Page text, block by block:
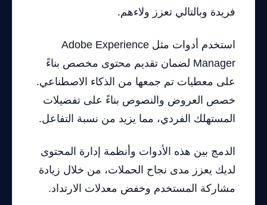
فريدة وبالتالي تعزز ولاءهم.
استخدم أدوات مثل Adobe Experience
Manager لضمان تقديم محتوى مخصص بناءً
على معطيات تم جمعها من الذكاء الاصطناعي.
خصص العروض والنصوص بناءً على تفضيلات
المستهلك الفردي، مما يزيد من نسبة التفاعل.
الدمج بين هذه الأدوات وأنظمة إدارة المحتوى
لديك يعزز مدى نجاح الحملات، من خلال زيادة
مشاركة المستخدم وخفض معدلات الارتداد.